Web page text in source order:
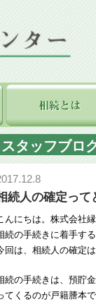
スタッフブロ
続人の確定って
んにちは。株式会社
続の手続きに着手す
回は、相続人の確定
続の手続きは、預貯
てくるのが戸籍謄本